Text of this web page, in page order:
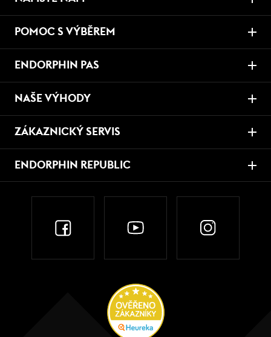
POMOC S VÝBĚREM
ENDORPHIN PAS
NAŠE VÝHODY
ZÁKAZNICKÝ SERVIS
ENDORPHIN REPUBLIC